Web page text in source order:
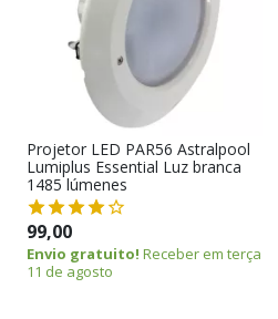
Projetor LED PAR56 Astralpool
Lumiplus Essential Luz branca
1485 lúmenes
99,00
Envio gratuito! Receber em terça
11 de agosto